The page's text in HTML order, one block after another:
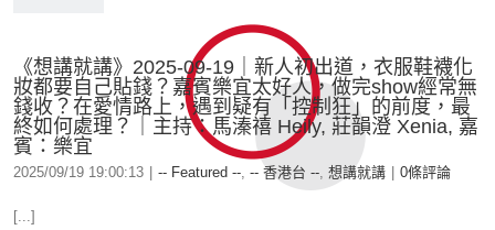
《想講就講》2025-09-19｜新人初出道，衣服鞋襪化
妝都要自己貼錢？嘉賓樂宜太好人，做完show經常無
錢收？在愛情路上，遇到疑有「控制狂」的前度，最
終如何處理？｜主持：馬溱禧 Heily, 莊韻澄 Xenia, 嘉
賓：樂宜
2025/09/19 19:00:13 -- Featured --, -- 香港台 --, 想講就講 0條評論
[...]